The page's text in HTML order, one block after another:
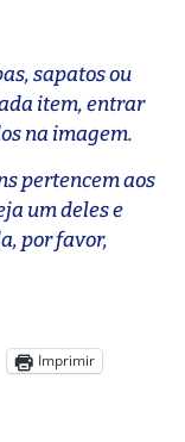
sapatos ou
item, entrar
na imagem.
pertencem aos
um deles e
por favor,
Imprimir